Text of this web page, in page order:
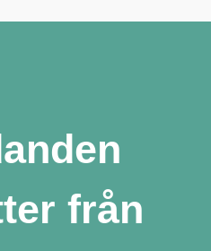
från